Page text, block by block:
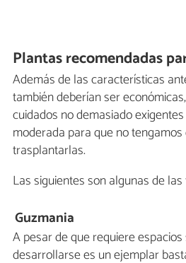
Plantas recomendadas
Además de las características
también deberían ser
cuidados no demasiado
moderada para que no
trasplantarlas.
Las siguientes son algunas de
Guzmania
A pesar de que requiere
desarrollarse es un ejemplar